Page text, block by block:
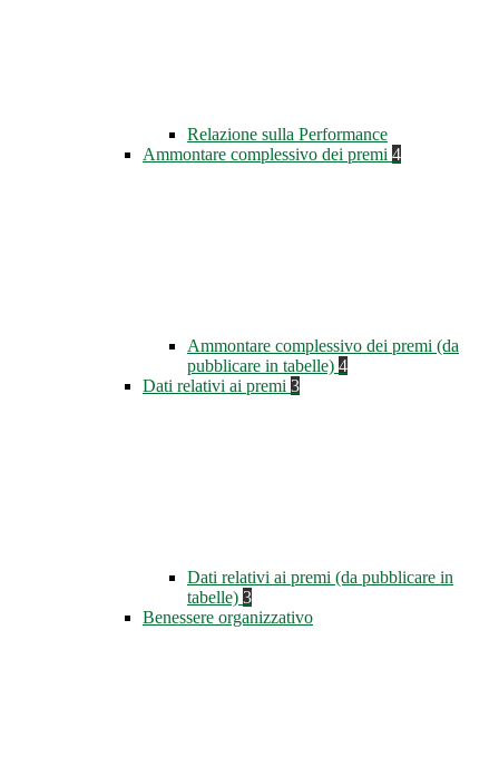
Relazione sulla Performance
Ammontare complessivo dei premi 4
Ammontare complessivo dei premi (da
pubblicare in tabelle) 4
Dati relativi ai premi 3
Dati relativi ai premi (da pubblicare in
tabelle) 3
Benessere organizzativo